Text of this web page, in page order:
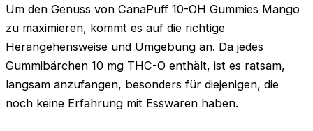
Um den Genuss von CanaPuff 10-OH Gummies Mango
zu maximieren, kommt es auf die richtige
Herangehensweise und Umgebung an. Da jedes
Gummibärchen 10 mg THC-O enthält, ist es ratsam,
langsam anzufangen, besonders für diejenigen, die
noch keine Erfahrung mit Esswaren haben.